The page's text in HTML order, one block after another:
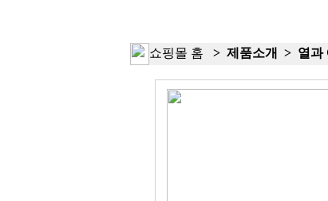
쇼핑몰 홈 > 제품소개 > 열과